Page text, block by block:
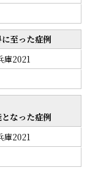
至った症例
庫2021
なった症例
庫2021